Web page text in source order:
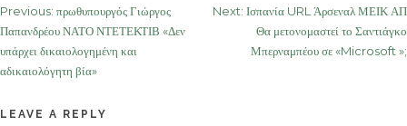
Post
navigation
Previous: πρωθυπουργός Γιώργος
Παπανδρέου ΝΑΤΟ ΝΤΕΤΕΚΤΙΒ «Δεν
υπάρχει δικαιολογημένη και
αδικαιολόγητη βία»
Next: Ισπανία URL Άρσεναλ ΜΕΙΚ ΑΠ
Θα μετονομαστεί το Σαντιάγκο
Μπερναμπέου σε «Microsoft »;
LEAVE A REPLY